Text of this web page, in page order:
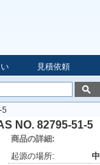
見積依頼
5
NO. 82795-51-5
商品の詳細:
起源の場所: